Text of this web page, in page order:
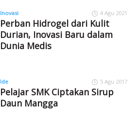
Inovasi 4 Agu 2021
Perban Hidrogel dari Kulit
Durian, Inovasi Baru dalam
Dunia Medis
Ide 5 Agu 2017
Pelajar SMK Ciptakan Sirup
Daun Mangga